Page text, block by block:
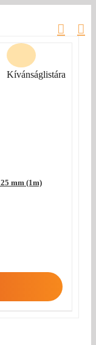
mm (1m)
Kívánságlistára